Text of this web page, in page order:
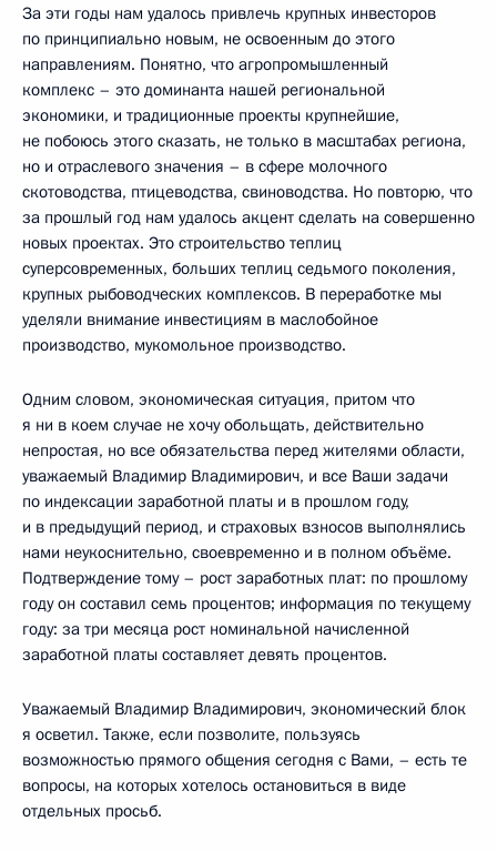
За эти годы нам удалось привлечь крупных инвесторов
по принципиально новым, не освоенным до этого
направлениям. Понятно, что агропромышленный
комплекс – это доминанта нашей региональной
экономики, и традиционные проекты крупнейшие,
не побоюсь этого сказать, не только в масштабах региона,
но и отраслевого значения – в сфере молочного
скотоводства, птицеводства, свиноводства. Но повторю, что
за прошлый год нам удалось акцент сделать на совершенно
новых проектах. Это строительство теплиц
суперсовременных, больших теплиц седьмого поколения,
крупных рыбоводческих комплексов. В переработке мы
уделяли внимание инвестициям в маслобойное
производство, мукомольное производство.
Одним словом, экономическая ситуация, притом что
я ни в коем случае не хочу обольщать, действительно
непростая, но все обязательства перед жителями области,
уважаемый Владимир Владимирович, и все Ваши задачи
по индексации заработной платы и в прошлом году,
и в предыдущий период, и страховых взносов выполнялись
нами неукоснительно, своевременно и в полном объёме.
Подтверждение тому – рост заработных плат: по прошлому
году он составил семь процентов; информация по текущему
году: за три месяца рост номинальной начисленной
заработной платы составляет девять процентов.
Уважаемый Владимир Владимирович, экономический блок
я осветил. Также, если позволите, пользуясь
возможностью прямого общения сегодня с Вами, – есть те
вопросы, на которых хотелось остановиться в виде
отдельных просьб.